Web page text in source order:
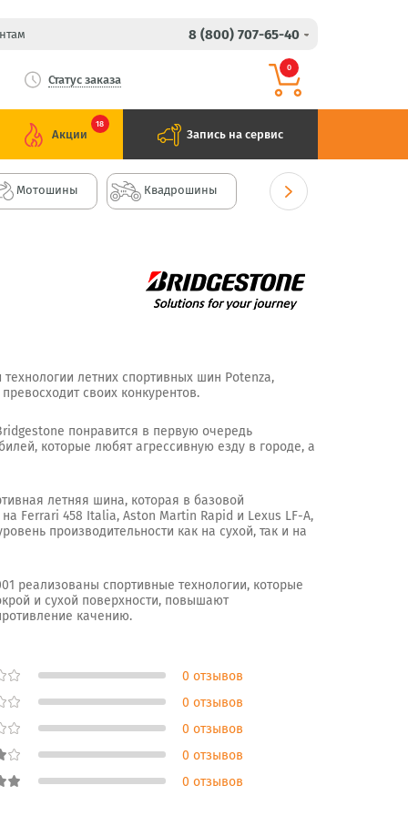
8 (800) 707-65-40
Статус заказа
0
Акции
18
Запись на сервис
Мотошины Квадрошины
летних спортивных шин Potenza,
своих конкурентов.
понравится в первую очередь
которые любят агрессивную езду в городе, а
летняя шина, которая в базовой
на Ferrari 458 Italia, Aston Martin Rapid и Lexus LF-A,
производительности как на сухой, так и на
реализованы спортивные технологии, которые
и сухой поверхности, повышают
качению.
0 отзывов
0 отзывов
0 отзывов
0 отзывов
0 отзывов